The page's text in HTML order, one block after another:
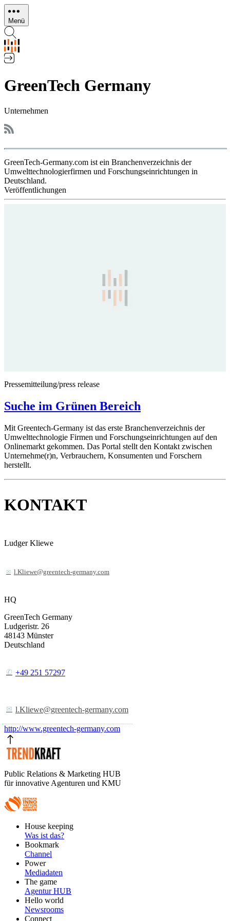
Direkt
zum
Inhalt
Menü
GreenTech Germany
Unternehmen
GreenTech-Germany.com ist ein Branchenverzeichnis der
Umwelttechnologierfirmen und Forschungseinrichtungen in
Deutschland.
Veröffentlichungen
Pressemitteilung/press release
Suche im Grünen Bereich
Mit Greentech-Germany ist das erste Branchenverzeichnis der
Umwelttechnologie Firmen und Forschungseinrichtungen auf den
Onlinemarkt gekommen. Das Portal stellt den Kontakt zwischen
Unternehme(r)n, Verbrauchern, Konsumenten und Forschern
herstellt.
KONTAKT
Ludger Kliewe
l.Kliewe@greentech-germany.com
HQ
GreenTech Germany
Ludgeristr. 26
48143 Münster
Deutschland
+49 251 57297
l.Kliewe@greentech-germany.com
http://www.greentech-germany.com
Public Relations & Marketing HUB
für innovative Agenturen und KMU
FooterHouse keeping
Was ist das?
Bookmark
Channel
Power
Mediadaten
The game
Agentur HUB
Hello world
Newsrooms
Connect